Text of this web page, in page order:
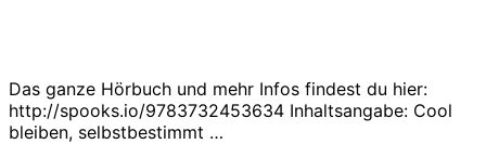
Das ganze Hörbuch und mehr Infos findest du hier:
http://spooks.io/9783732453634 Inhaltsangabe: Cool
bleiben, selbstbestimmt …